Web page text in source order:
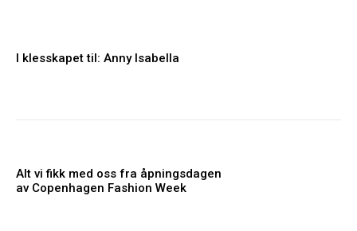
I klesskapet til: Anny Isabella
Alt vi fikk med oss fra åpningsdagen
av Copenhagen Fashion Week